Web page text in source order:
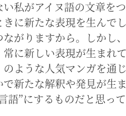
私がアイヌ語の文章をつ
きに新たな表現を生んで
ながりますから。しかし
常に新しい表現が生まれ
のような人気マンガを通
新たな解釈や発見が生
語”にするものだと思って